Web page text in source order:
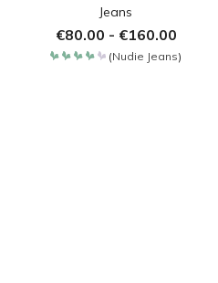
Jeans
€80.00 - €160.00
(Nudie Jeans)